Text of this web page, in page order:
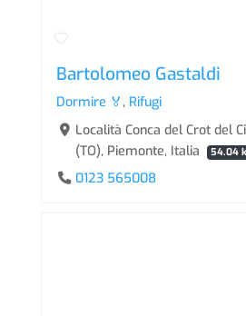
Bartolomeo Gastaldi
Dormire 🏅 , Rifugi
Località Conca del Crot del
(TO), Piemonte, Italia
54.04
0123 565008